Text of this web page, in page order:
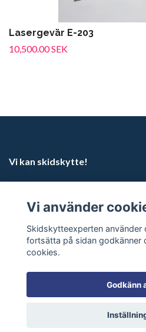
Lasergevär E-203
10,500.00 SEK
Vi kan skidskytte!
Sociala medier
© 2026
Vi använder
Skidskytteexperten använder
fortsätta på sidan godkänner
cookies.
Godkänn